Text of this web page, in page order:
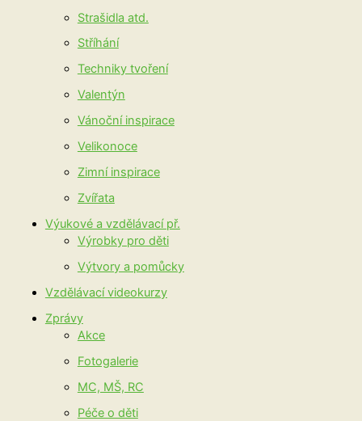
Strašidla atd.
Stříhání
Techniky tvoření
Valentýn
Vánoční inspirace
Velikonoce
Zimní inspirace
Zvířata
Výukové a vzdělávací př.
Výrobky pro děti
Výtvory a pomůcky
Vzdělávací videokurzy
Zprávy
Akce
Fotogalerie
MC, MŠ, RC
Péče o děti